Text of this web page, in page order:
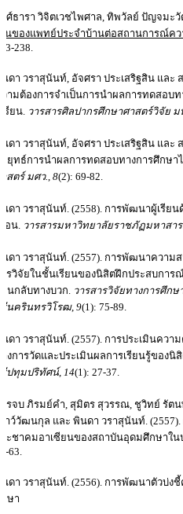
ศ์ธารา วิจิตเวชไพศาล, ทิพวัลย์ ปัญจมะ
นของแพทย์ประจำบ้านต่อสถานการณ์ค
238.
ดา วราสุนันท์, อัจศรา ประเสริฐสิน และ
ามต้องการจำเป็นการนำผลการทดสอบ
รียน. วารสารศิลปากรศึกษาศาสตร์วิจัย ม
ดา วราสุนันท์, อัจศรา ประเสริฐสิน และ
ยุทธ์การนำผลการทดสอบทางการศึกษ
สตร์ มศว., 8(2): 69-82.
ดา วราสุนันท์. (2558). การพัฒนาผู้เรีย
อน. วารสารมหาวิทยาลัยราชภัฏมหาสา
ดา วราสุนันท์. (2557). การพัฒนาความ
รวิจัยในชั้นเรียนของนิสิตฝึกประสบกา
นกลับทางบวก. วารสารวิจัยทางการศึก
นครินทรวิโรฒ, 9(1): 75-89.
ดา วราสุนันท์. (2557). การประเมินควา
งการวัดและประเมินผลการเรียนรู้ของ
ปทุมปริทัศน์, 14(1): 27-37.
รจบ ภิรมย์คำ, สุมิตร สุวรรณ, ชูวิทย์ รัต
าว์วัฒนกุล และ พินดา วราสุนันท์.
ะชาคมอาเซียนของสถาบันอุดมศึกษาใน
63.
ดา วราสุนันท์. (2556). การพัฒนาตัวบ่ง
ษา